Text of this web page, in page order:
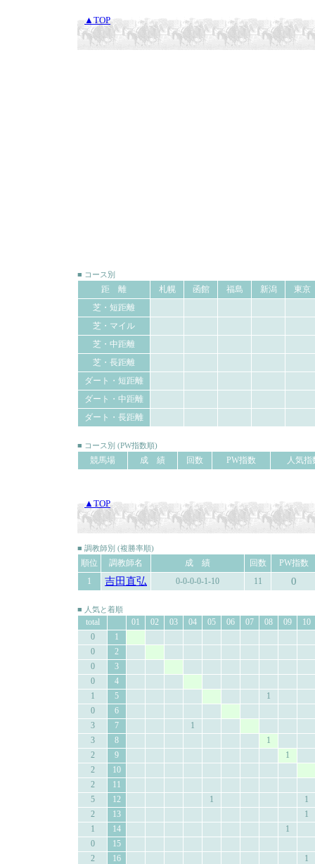
▲TOP
■ コース別
距 離 札幌 函館 福島 新潟
東京
芝・短距離
芝・マイル
芝・中距離
芝・長距離
ダート・短距離
ダート・中距離
ダート・長距離
■ コース別 (PW指数順)
競馬場 成 績 回数 PW指数 人気指
▲TOP
■ 調教師別 (複勝率順)
順位 調教師名 成 績 回数
PW指数
1
吉田直弘 0-0-0-0-1-10 11 0
■ 人気と着順
total 01 02 03 04 05 06 07 08 09
10
0
1
0
2
0
3
0
4
1
5
1
0
6
3
7
1
3
8
1
2
9
1
2
10
2
11
5
12 1
1
2
13
1
1
14
1
0
15
2
16
1